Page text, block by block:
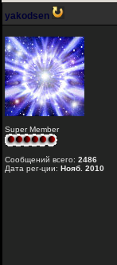
yakodsen
Super Member
Сообщений всего: 2486
Дата рег-ции: Нояб. 2010